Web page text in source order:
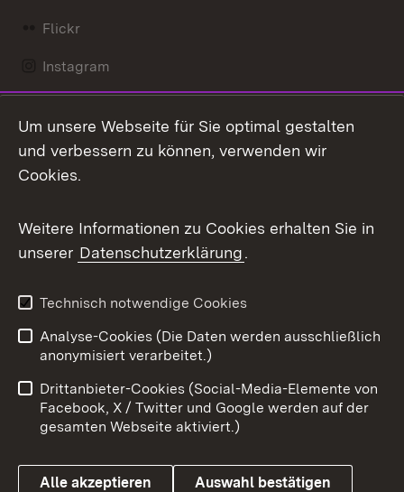
Flickr
Instagram
Mastodon
Messenger
Social Wall
X / Twitter
Youtube
Benutzungshinweise
Barrierefreiheit
Datenschutz
Cookies
Um unsere Webseite für Sie optimal gestalten
und verbessern zu können, verwenden wir
Cookies.
Weitere Informationen zu Cookies erhalten Sie in
unserer Datenschutzerklärung.
Technisch notwendige Cookies
Analyse-Cookies (Die Daten werden ausschließlich
anonymisiert verarbeitet.)
Drittanbieter-Cookies (Social-Media-Elemente von
Facebook, X / Twitter und Google werden auf der
gesamten Webseite aktiviert.)
Alle akzeptieren Auswahl bestätigen